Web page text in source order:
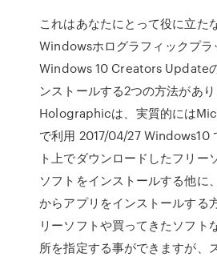
これはあなたにとって役に立た
Windowsホログラフィックプラ
Windows 10 Creators Update
ンストールする2つの方法があ
Holographicは、実質的には
で利用 2017/04/27 Windows10
ト上でダウンロードしたフリー
ソフトをインストールする他に
からアプリをインストールする
リーソフトや買ってきたソフト
所を指定する事ができますが、